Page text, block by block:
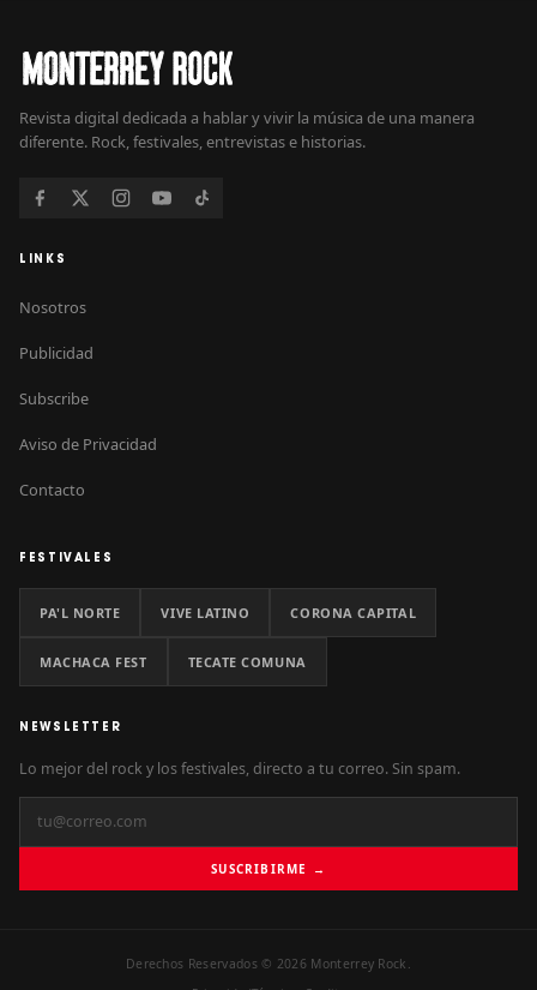
Revista digital dedicada a hablar y vivir la música de una manera
diferente. Rock, festivales, entrevistas e historias.
LINKS
Nosotros
Publicidad
Subscribe
Aviso de Privacidad
Contacto
FESTIVALES
PA'L NORTE VIVE LATINO CORONA CAPITAL
MACHACA FEST TECATE COMUNA
NEWSLETTER
Lo mejor del rock y los festivales, directo a tu correo. Sin spam.
SUSCRIBIRME →
Derechos Reservados © 2026 Monterrey Rock.